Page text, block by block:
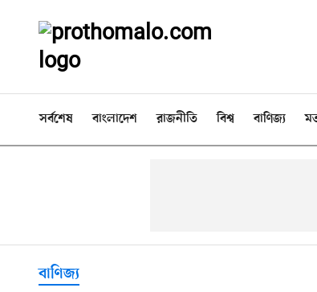
সর্বশেষ বাংলাদেশ রাজনীতি বিশ্ব বাণিজ্য
বাণিজ্য